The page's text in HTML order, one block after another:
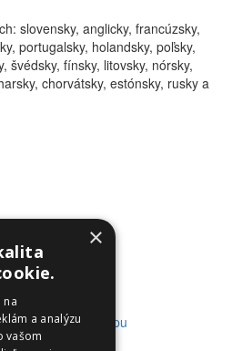
slovensky, anglicky, francúzsky,
portugalsky, holandsky, poľsky,
švédsky, fínsky, litovsky, nórsky,
chorvátsky, estónsky, rusky a
- tvorba eshopu
×
na
a analýzu
vašom